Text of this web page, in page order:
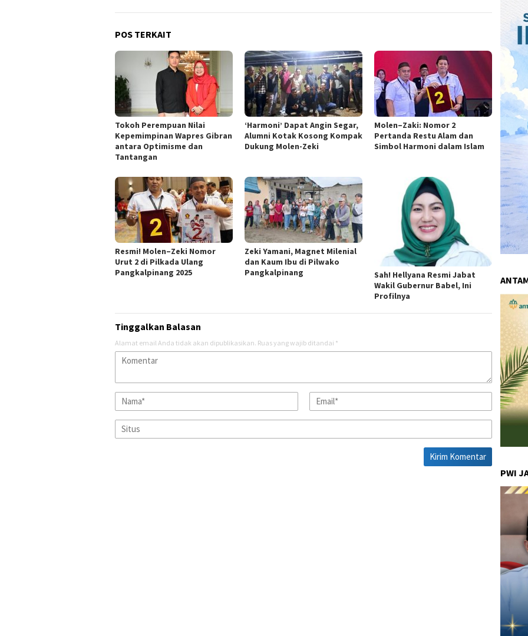
POS TERKAIT
Tokoh Perempuan Nilai
Kepemimpinan Wapres Gibran
antara Optimisme dan
Tantangan
‘Harmoni’ Dapat Angin Segar,
Alumni Kotak Kosong Kompak
Dukung Molen-Zeki
Molen–Zaki: Nomor 2
Pertanda Restu Alam dan
Simbol Harmoni dalam Islam
Resmi! Molen–Zeki Nomor
Urut 2 di Pilkada Ulang
Pangkalpinang 2025
Zeki Yamani, Magnet Milenial
dan Kaum Ibu di Pilwako
Pangkalpinang
Sah! Hellyana Resmi Jabat
Wakil Gubernur Babel, Ini
Profilnya
Tinggalkan Balasan
Alamat email Anda tidak akan dipublikasikan. Ruas yang wajib ditandai *
PWI